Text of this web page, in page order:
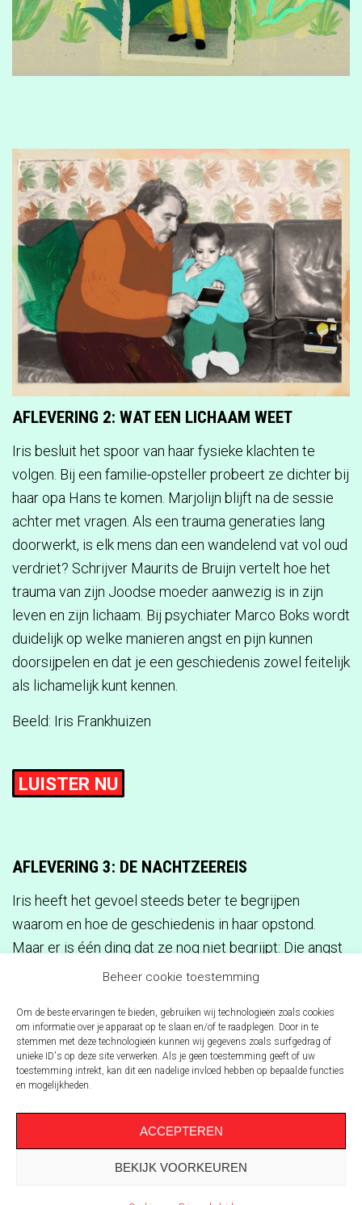
Beheer cookie toestemming
Om de beste ervaringen te bieden, gebruiken wij technologieën zoals cookies
om informatie over je apparaat op te slaan en/of te raadplegen. Door in te
stemmen met deze technologieën kunnen wij gegevens zoals surfgedrag of
unieke ID's op deze site verwerken. Als je geen toestemming geeft of uw
toestemming intrekt, kan dit een nadelige invloed hebben op bepaalde functies
en mogelijkheden.
ACCEPTEREN
BEKIJK VOORKEUREN
AFLEVERING 2: WAT EEN LICHAAM WEET
Iris besluit het spoor van haar fysieke klachten te
volgen. Bij een familie-opsteller probeert ze dichter bij
haar opa Hans te komen. Marjolijn blijft na de sessie
achter met vragen. Als een trauma generaties lang
doorwerkt, is elk mens dan een wandelend vat vol oud
verdriet? Schrijver Maurits de Bruijn vertelt hoe het
trauma van zijn Joodse moeder aanwezig is in zijn
leven en zijn lichaam. Bij psychiater Marco Boks wordt
duidelijk op welke manieren angst en pijn kunnen
doorsijpelen en dat je een geschiedenis zowel feitelijk
als lichamelijk kunt kennen.
Beeld: Iris Frankhuizen
LUISTER NU
AFLEVERING 3: DE NACHTZEEREIS
Iris heeft het gevoel steeds beter te begrijpen
waarom en hoe de geschiedenis in haar opstond.
Maar er is één ding dat ze nog niet begrijpt: Die angst
die ze voelde toen ze maanden geleden bij een
denken verbond met haar oma en haar vader. Alsof het
een herinnering van hen was die op de een of andere
manier bij haar terecht kwam. Kun je je iets van een
ander herinneren? En zo ja, hoe werkt dat dan?
Beeld: Iris Frankhuizen